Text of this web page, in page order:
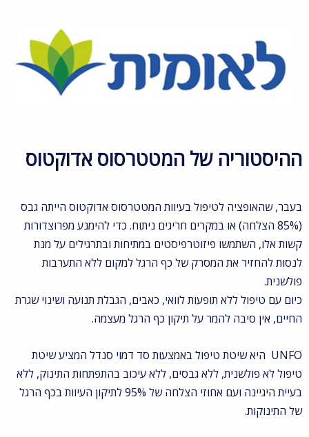
ההיסטוריה של המטטרסוס אדוקטוס
בעבר, שהאופציה לטיפול בעיוות המטטרסוס אדוקטוס הייתה גבס
(85% הצלחה) או במקרים חריגים ניתוח. כדי להימנע מפרוצדורות
קשות אלו, השתמשו פיזוטרפיסטים במתיחות ובתרגילים על מנת
לנסות להחזיר את המסרק של כף הרגל למקום ללא התערבות
פולשנית.
כיום עם טיפול ללא תופעות לוואי, כאבים, הגבלת תנועה ושינוי שגרת
החיים, אין סיבה להמר על תיקון כף הרגל מעצמה.
UNFO היא שיטת טיפול באמצעות סד דמוי סנדל המציע שיטת
טיפול לא פולשנית, ללא גבסים, ללא עיכוב בהתפתחות התינוק, ללא
בעיית היגיינה ועם אחוזי הצלחה של 95% לתיקון העיוות בכף הרגל
של התינוקות.